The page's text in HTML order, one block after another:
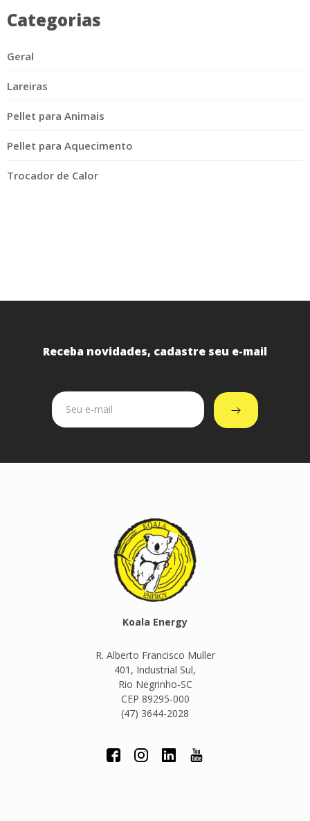
Categorias
Geral
Lareiras
Pellet para Animais
Pellet para Aquecimento
Trocador de Calor
Receba novidades, cadastre seu e-mail
Koala Energy
R. Alberto Francisco Muller
401, Industrial Sul,
Rio Negrinho-SC
CEP 89295-000
(47) 3644-2028